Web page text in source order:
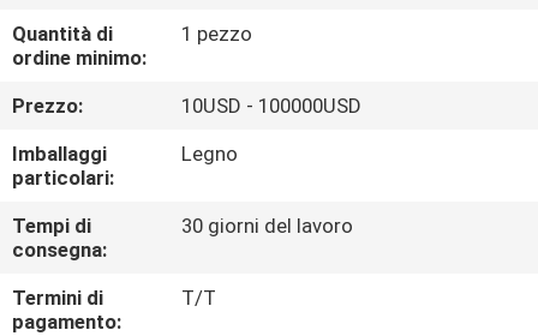
VISITA
ALLA
CONTROLLO
DELLA
QUALITÀ
Quantità di
ordine minimo:
1 pezzo
Prezzo:
10USD - 100000USD
Imballaggi
particolari:
Legno
Tempi di
consegna:
30 giorni del lavoro
Termini di
pagamento:
T/T